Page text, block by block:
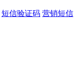
短信验证码 营销短信